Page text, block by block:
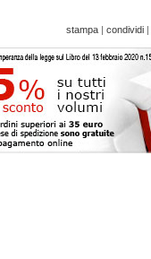
stampa | condividi |